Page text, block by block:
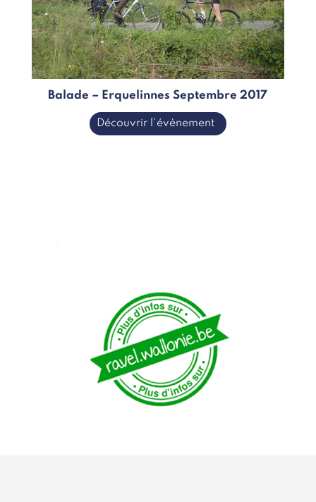
Balade – Erquelinnes Septembre 2017
Découvrir l'évènement